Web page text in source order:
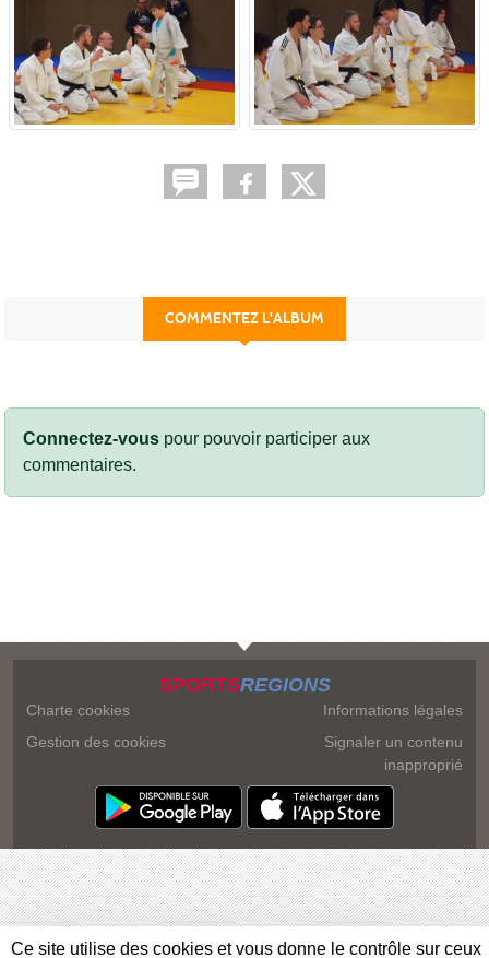
COMMENTEZ L'ALBUM
Connectez-vous pour pouvoir participer aux
commentaires.
SPORTSREGIONS
Charte cookies
Gestion des cookies
Informations légales
Signaler un contenu
inapproprié
Ce site utilise des cookies et vous donne le contrôle sur ceux